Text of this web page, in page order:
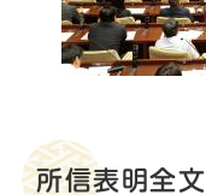
所信表明全文